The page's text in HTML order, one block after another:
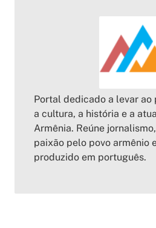
Portal dedicado a levar
a cultura, a história e a
Armênia. Reúne
paixão pelo povo armênio
produzido em português.